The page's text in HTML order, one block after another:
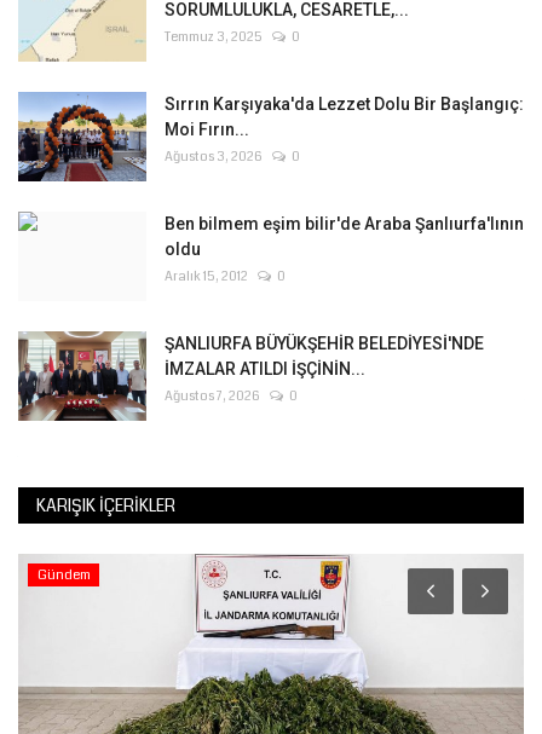
SORUMLULUKLA, CESARETLE,...
Temmuz 3, 2025 0
Sırrın Karşıyaka'da Lezzet Dolu Bir Başlangıç:
Moi Fırın...
Ağustos 3, 2026 0
Ben bilmem eşim bilir'de Araba Şanlıurfa'lının
oldu
Aralık 15, 2012 0
ŞANLIURFA BÜYÜKŞEHİR BELEDİYESİ'NDE
İMZALAR ATILDI İŞÇİNİN...
Ağustos 7, 2026 0
KARIŞIK İÇERIKLER
Gündem